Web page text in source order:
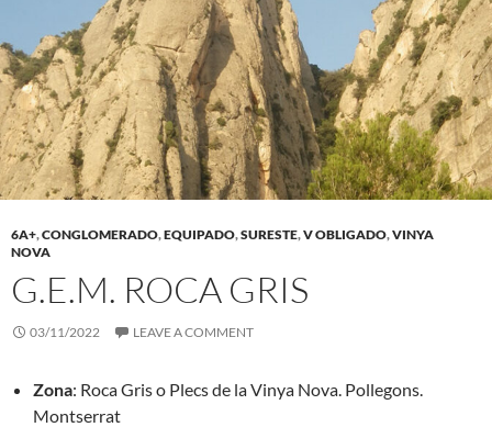
6A+,CONGLOMERADO,EQUIPADO,SURESTE,V OBLIGADO,VINYA
NOVA
G.E.M. ROCA GRIS
03/11/2022 LEAVE A COMMENT
Zona: Roca Gris o Plecs de la Vinya Nova. Pollegons.
Montserrat